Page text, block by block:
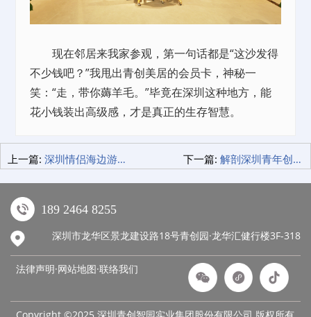
现在邻居来我家参观，第一句话都是“这沙发得
不少钱吧？”我甩出青创美居的会员卡，神秘一
笑：“走，带你薅羊毛。”毕竟在深圳这种地方，能
花小钱装出高级感，才是真正的生存智慧。
上一篇: 深圳情侣海边游智商税实录：住过7家网红酒店后，我们在这家睡出了民政局VIP卡 下一篇: 解剖深圳青年创业园真相！这18项免费服务，让精明老板都坐不住了！
189 2464 8255
深圳市龙华区景龙建设路18号青创园·龙华汇健行楼3F-318
法律声明·网站地图·联络我们
Copyright ©2025 深圳青创智园实业集团股份有限公司 版权所有